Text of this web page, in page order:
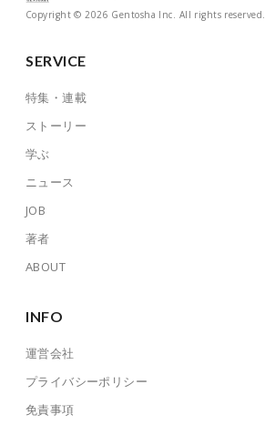
Copyright © 2026 Gentosha Inc. All rights reserved.
SERVICE
特集・連載
ストーリー
学ぶ
ニュース
JOB
著者
ABOUT
INFO
運営会社
プライバシーポリシー
免責事項